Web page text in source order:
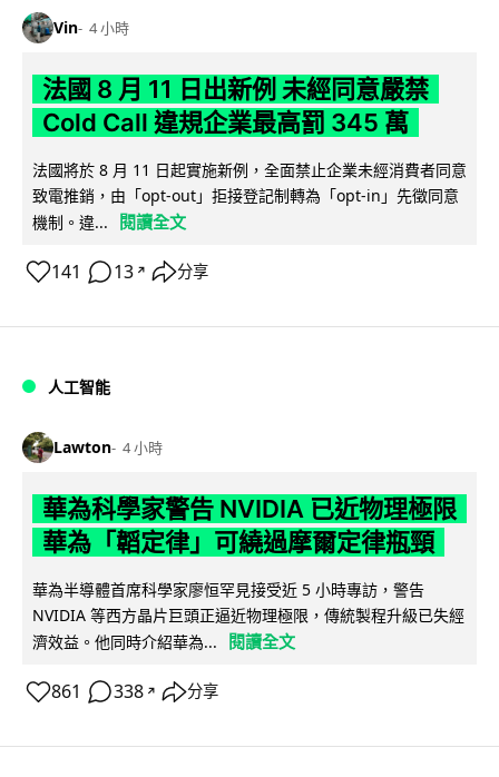
Vin 4 小時
法國 8 月 11 日出新例 未經同意嚴禁
Cold Call 違規企業最高罰 345 萬
法國將於 8 月 11 日起實施新例，全面禁止企業未經消費者同意
致電推銷，由「opt-out」拒接登記制轉為「opt-in」先徵同意
機制。違...
閱讀全文
141 13 ↗ 分享
人工智能
Lawton 4 小時
華為科學家警告 NVIDIA 已近物理極限
華為「韜定律」可繞過摩爾定律瓶頸
華為半導體首席科學家廖恒罕見接受近 5 小時專訪，警告
NVIDIA 等西方晶片巨頭正逼近物理極限，傳統製程升級已失經
濟效益。他同時介紹華為...
閱讀全文
861 338 ↗ 分享